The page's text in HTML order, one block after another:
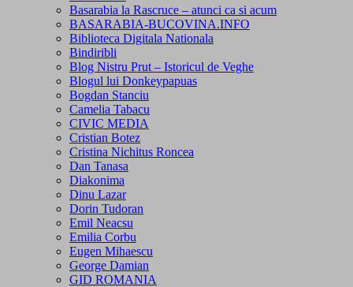
Basarabia la Rascruce – atunci ca si acum
BASARABIA-BUCOVINA.INFO
Biblioteca Digitala Nationala
Bindiribli
Blog Nistru Prut – Istoricul de Veghe
Blogul lui Donkeypapuas
Bogdan Stanciu
Camelia Tabacu
CIVIC MEDIA
Cristian Botez
Cristina Nichitus Roncea
Dan Tanasa
Diakonima
Dinu Lazar
Dorin Tudoran
Emil Neacsu
Emilia Corbu
Eugen Mihaescu
George Damian
GID ROMANIA